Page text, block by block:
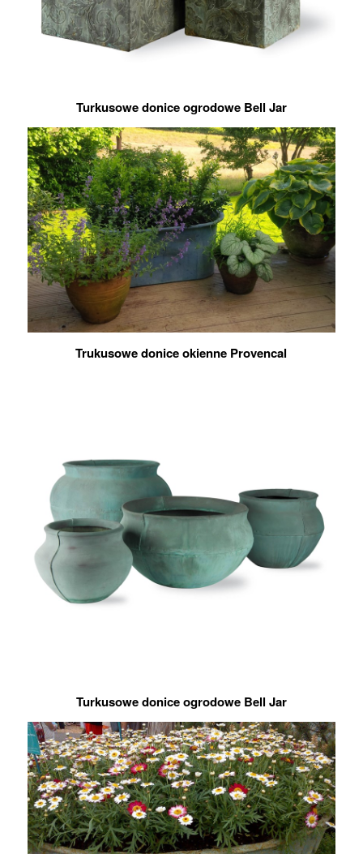
Turkusowe donice ogrodowe Bell Jar
Trukusowe donice okienne Provencal
Turkusowe donice ogrodowe Bell Jar